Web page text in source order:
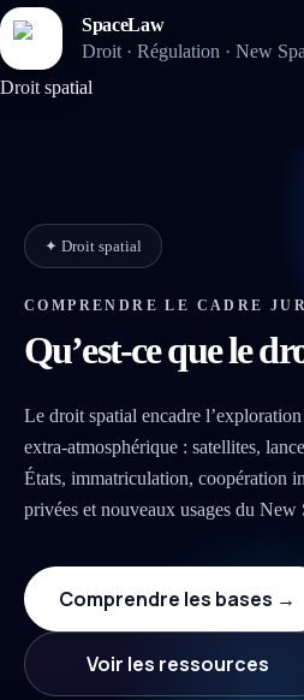
Passer
au
contenu
SpaceLaw
Droit · Régulation · New
Droit spatial
✦ Droit spatial
COMPRENDRE LE CADRE
Qu’est-ce que le
Le droit spatial encadre
extra-atmosphérique : satellites,
États, immatriculation, coopération
privées et nouveaux usages du New
Comprendre les bases →
Voir les ressources